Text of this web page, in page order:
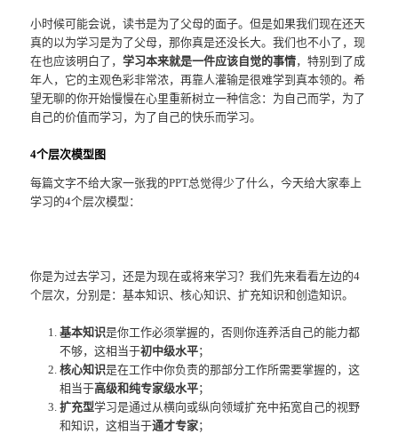
小时候可能会说，读书是为了父母的面子。但是如果我们现在还天
真的以为学习是为了父母，那你真是还没长大。我们也不小了，现
在也应该明白了，学习本来就是一件应该自觉的事情，特别到了成
年人，它的主观色彩非常浓，再靠人灌输是很难学到真本领的。希
望无聊的你开始慢慢在心里重新树立一种信念：为自己而学，为了
自己的价值而学习，为了自己的快乐而学习。
4个层次模型图
每篇文字不给大家一张我的PPT总觉得少了什么，今天给大家奉上
学习的4个层次模型：
你是为过去学习，还是为现在或将来学习？我们先来看看左边的4
个层次，分别是：基本知识、核心知识、扩充知识和创造知识。
基本知识是你工作必须掌握的，否则你连养活自己的能力都
不够，这相当于初中级水平；
核心知识是在工作中你负责的那部分工作所需要掌握的，这
相当于高级和纯专家级水平；
扩充型学习是通过从横向或纵向领域扩充中拓宽自己的视野
和知识，这相当于通才专家；